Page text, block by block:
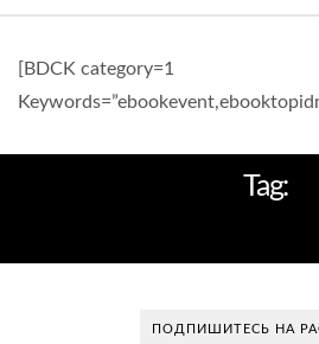
[BDCK category=1
Tag:
ПОДПИШИТЕСЬ НА